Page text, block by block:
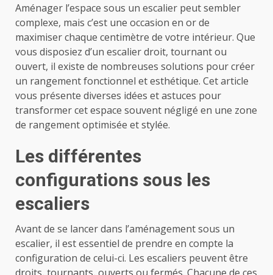
Aménager l’espace sous un escalier peut sembler
complexe, mais c’est une occasion en or de
maximiser chaque centimètre de votre intérieur. Que
vous disposiez d’un escalier droit, tournant ou
ouvert, il existe de nombreuses solutions pour créer
un rangement fonctionnel et esthétique. Cet article
vous présente diverses idées et astuces pour
transformer cet espace souvent négligé en une zone
de rangement optimisée et stylée.
Les différentes
configurations sous les
escaliers
Avant de se lancer dans l’aménagement sous un
escalier, il est essentiel de prendre en compte la
configuration de celui-ci. Les escaliers peuvent être
droits, tournants, ouverts ou fermés. Chacune de ces